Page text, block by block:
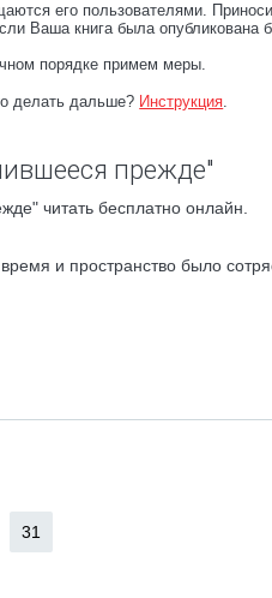
его пользователями.
Ваша книга была опубликована
порядке примем меры.
делать дальше? Инструкция.
прежде"
читать бесплатно онлайн.
и пространство было
31